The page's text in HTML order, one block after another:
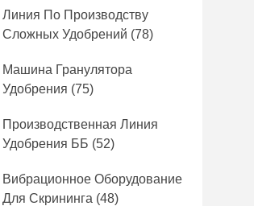
Линия По Производству
Сложных Удобрений (78)
Машина Гранулятора
Удобрения (75)
Производственная Линия
Удобрения ББ (52)
Вибрационное Оборудование
Для Скрининга (48)